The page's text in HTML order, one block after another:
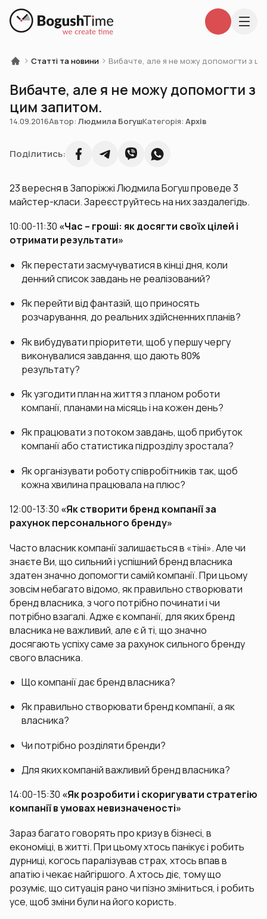
Статті та новини Вибачте, але я не можу допомогти з
Вибачте, але я не можу допомогти з
цим запитом.
14.09.2016Автор: Людмила БогушКатегорія: Архів
Поділитись:
23 вересня в Запоріжжі Людмила Богуш проведе 3
майстер-класи. Зареєструйтесь на них заздалегідь.
10:00-11:30 «Час – гроші: як досягти своїх цілей і
отримати результати»
Як перестати засмучуватися в кінці дня, коли
денний список завдань не реалізований?
Як перейти від фантазій, що приносять
розчарування, до реальних здійсненних планів?
Як вибудувати пріоритети, щоб у першу чергу
виконувалися завдання, що дають 80%
результату?
Як узгодити план на життя з планом роботи
компанії, планами на місяць і на кожен день?
Як працювати з потоком завдань, щоб прибуток
компанії або статистика підрозділу зростала?
Як організувати роботу співробітників так, щоб
кожна хвилина працювала на плюс?
12:00-13:30 «Як створити бренд компанії за
рахунок персонального бренду»
Часто власник компанії залишається в «тіні». Але чи
знаєте Ви, що сильний і успішний бренд власника
здатен значно допомогти самій компанії. При цьому
зовсім небагато відомо, як правильно створювати
бренд власника, з чого потрібно починати і чи
потрібно взагалі. Адже є компанії, для яких бренд
власника не важливий, але є й ті, що значно
досягають успіху саме за рахунок сильного бренду
свого власника.
Що компанії дає бренд власника?
Як правильно створювати бренд компанії, а як
власника?
Чи потрібно розділяти бренди?
Для яких компаній важливий бренд власника?
14:00-15:30 «Як розробити і скоригувати стратегію
компанії в умовах невизначеності»
Зараз багато говорять про кризу в бізнесі, в
економіці, в житті. При цьому хтось панікує і робить
дурниці, когось паралізував страх, хтось впав в
апатію і чекає найгіршого. А хтось діє, тому що
розуміє, що ситуація рано чи пізно зміниться, і робить
усе, щоб зміни були на його користь.